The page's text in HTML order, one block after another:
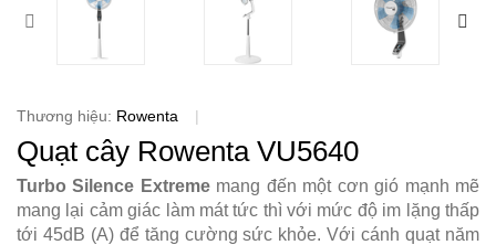
Thương hiệu: Rowenta |
Quạt cây Rowenta VU5640
Turbo Silence Extrememang đến một cơn gió mạnh mẽ
mang lại cảm giác làm mát tức thì với mức độ im lặng thấp
tới 45dB (A) để tăng cường sức khỏe. Với cánh quạt năm